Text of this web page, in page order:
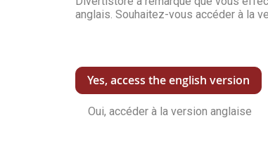
Soyez le premier à commenter ce produit
Voir plus de détails
anglais. Souhaitez-vous accéder à la
Yes, access the english version
Oui, accéder à la version anglaise